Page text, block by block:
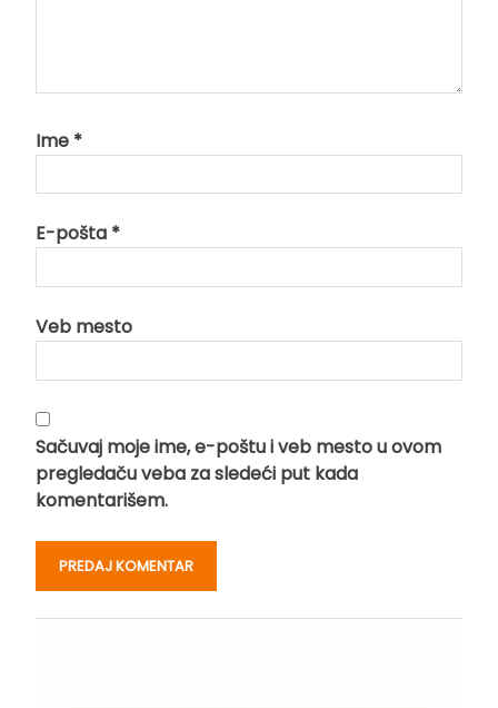
Ime *
E-pošta *
Veb mesto
Sačuvaj moje ime, e-poštu i veb mesto u ovom
pregledaču veba za sledeći put kada
komentarišem.